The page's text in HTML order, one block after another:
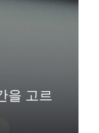
을 고르